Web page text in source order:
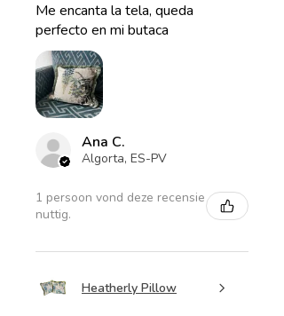
Me encanta la tela, queda
perfecto en mi butaca
Ana C.
Algorta, ES-PV
1 persoon vond deze recensie
nuttig.
Heatherly Pillow